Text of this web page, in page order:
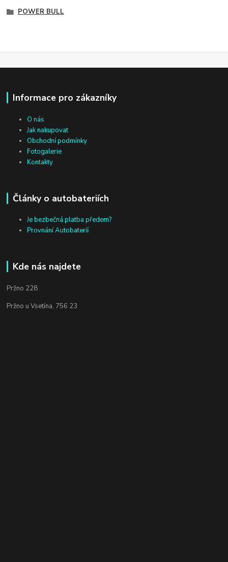
POWER BULL
Informace pro zákazníky
O nás
Jak nakupovat
Obchodní podmínky
Fotogalerie
Kontakty
Články o autobateriích
Je bezbečná platba předem?
Provnání Autobateríí
Kde nás najdete
Pržno 228
Pržno u Vsetína, 756 23